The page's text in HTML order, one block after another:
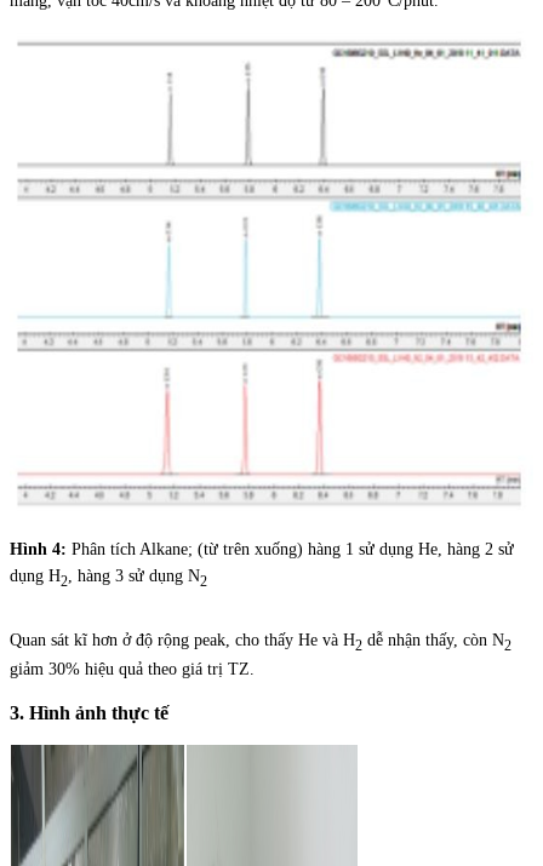
Hình 4: Phân tích Alkane; (từ trên xuống) hàng 1 sử dụng He, hàng 2 sử
dụng H2 , hàng 3 sử dụng N2
Quan sát kĩ hơn ở độ rộng peak, cho thấy He và H2 dễ nhận thấy, còn N2
giảm 30% hiệu quả theo giá trị TZ.
3. Hình ảnh thực tế